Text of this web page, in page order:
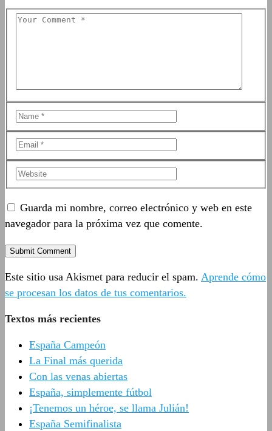
Guarda mi nombre, correo electrónico y web en este
navegador para la próxima vez que comente.
Este sitio usa Akismet para reducir el spam. Aprende cómo
se procesan los datos de tus comentarios.
Textos más recientes
España Campeón
La Final más querida
Con las venas abiertas
España, simplemente fútbol
¡Tenemos un héroe, se llama Julián!
España Semifinalista